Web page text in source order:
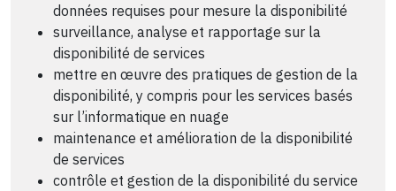
données requises pour mesure la disponibilité
surveillance, analyse et rapportage sur la
disponibilité de services
mettre en œuvre des pratiques de gestion de la
disponibilité, y compris pour les services basés
sur l’informatique en nuage
maintenance et amélioration de la disponibilité
de services
contrôle et gestion de la disponibilité du service